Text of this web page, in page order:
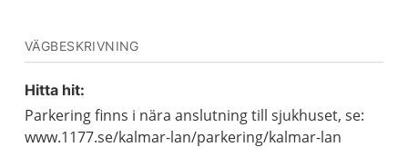
VÄGBESKRIVNING
Hitta hit:
Parkering finns i nära anslutning till sjukhuset, se:
www.1177.se/kalmar-lan/parkering/kalmar-lan